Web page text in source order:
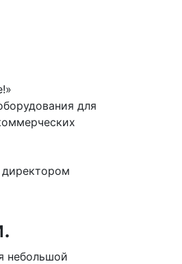
для
директором
небольшой